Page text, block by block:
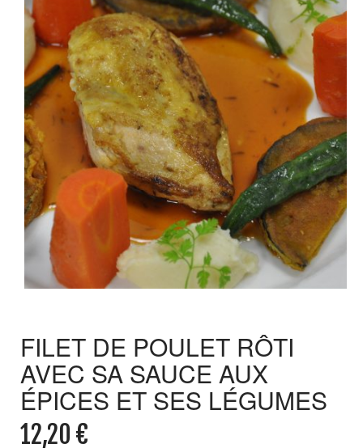
FILET DE POULET RÔTI
AVEC SA SAUCE AUX
ÉPICES ET SES LÉGUMES
12,20 €